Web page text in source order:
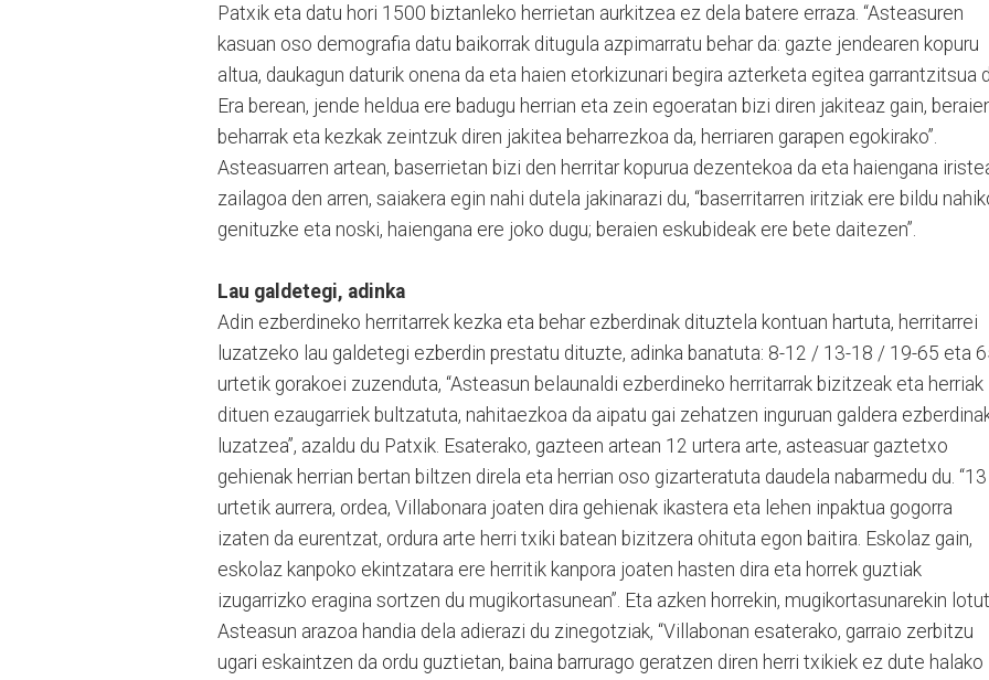
Patxik eta datu hori 1500 biztanleko herrietan aurkitzea ez dela batere erraza. “Asteasuren
kasuan oso demografia datu baikorrak ditugula azpimarratu behar da: gazte jendearen kopuru
altua, daukagun daturik onena da eta haien etorkizunari begira azterketa egitea garrantzitsua
Era berean, jende heldua ere badugu herrian eta zein egoeratan bizi diren jakiteaz gain,
beharrak eta kezkak zeintzuk diren jakitea beharrezkoa da, herriaren garapen egokirako”.
Asteasuarren artean, baserrietan bizi den herritar kopurua dezentekoa da eta haiengana
zailagoa den arren, saiakera egin nahi dutela jakinarazi du, “baserritarren iritziak ere bildu
genituzke eta noski, haiengana ere joko dugu; beraien eskubideak ere bete daitezen”.
Lau galdetegi, adinka
Adin ezberdineko herritarrek kezka eta behar ezberdinak dituztela kontuan hartuta, herritarrei
luzatzeko lau galdetegi ezberdin prestatu dituzte, adinka banatuta: 8-12 / 13-18 / 19-65 eta
urtetik gorakoei zuzenduta, “Asteasun belaunaldi ezberdineko herritarrak bizitzeak eta herriak
dituen ezaugarriek bultzatuta, nahitaezkoa da aipatu gai zehatzen inguruan galdera
luzatzea”, azaldu du Patxik. Esaterako, gazteen artean 12 urtera arte, asteasuar gaztetxo
gehienak herrian bertan biltzen direla eta herrian oso gizarteratuta daudela nabarmedu du. “13
urtetik aurrera, ordea, Villabonara joaten dira gehienak ikastera eta lehen inpaktua gogorra
izaten da eurentzat, ordura arte herri txiki batean bizitzera ohituta egon baitira. Eskolaz gain,
eskolaz kanpoko ekintzatara ere herritik kanpora joaten hasten dira eta horrek guztiak
izugarrizko eragina sortzen du mugikortasunean”. Eta azken horrekin, mugikortasunarekin
Asteasun arazoa handia dela adierazi du zinegotziak, “Villabonan esaterako, garraio zerbitzu
ugari eskaintzen da ordu guztietan, baina barrurago geratzen diren herri txikiek ez dute halako